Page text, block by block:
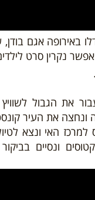
באירופה אגם בודן,
נקרין סרט
את הגבול לשוויץ
את העיר
למרכז האי ונצא
ונסיים